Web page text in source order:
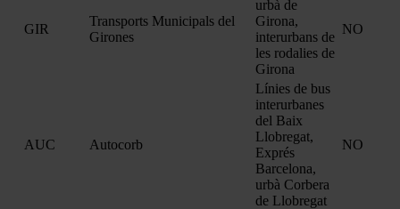
GIR
Transports Municipals del
Girones
urbà de
Girona,
interurbans de
les rodalies de
Girona
NO
AUC Autocorb
Línies de bus
interurbanes
del Baix
Llobregat,
Exprés
Barcelona,
urbà Corbera
de Llobregat
NO